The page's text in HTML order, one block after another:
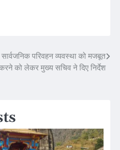
सार्वजनिक परिवहन व्यवस्था को मजबूत
को लेकर मुख्य सचिव ने दिए निर्देश